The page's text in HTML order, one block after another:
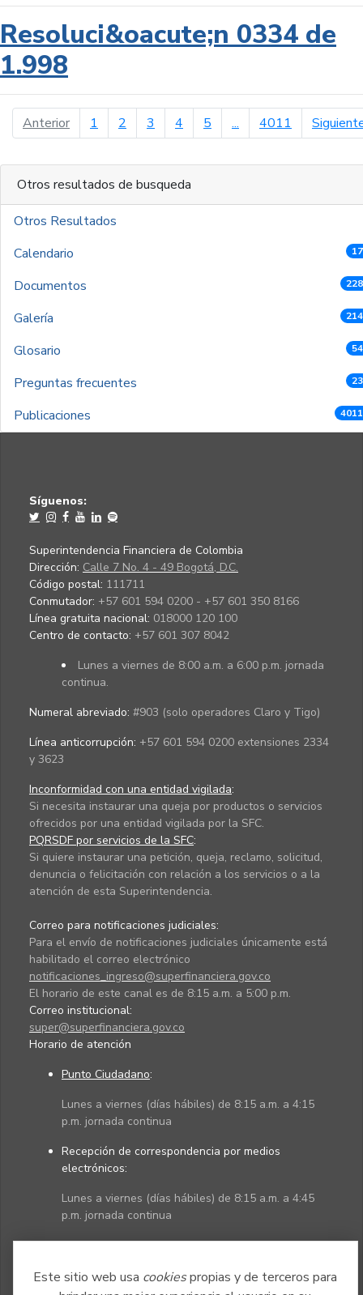
Este sitio web usa cookiespropias y de terceros para
Resoluci&oacute;n 0334 de
1.998
Anteriorpágina anterior
1 2 3 4 5 ... 4011
Otros resultados de busqueda
Otros Resultados
Calendario
Documentos
Galería
Glosario
Preguntas frecuentes
Publicaciones
Síguenos:
Superintendencia Financiera de Colombia
Dirección: Calle 7 No. 4 - 49 Bogotá, D.C.
Código postal: 111711
Conmutador: +57 601 594 0200 - +57 601 350 8166
Línea gratuita nacional: 018000 120 100
Centro de contacto: +57 601 307 8042
Lunes a viernes de 8:00 a.m. a 6:00 p.m. jornada
continua.
Numeral abreviado: #903 (solo operadores Claro y Tigo)
Línea anticorrupción: +57 601 594 0200 extensiones 2334
y 3623
Inconformidad con una entidad vigilada:
Si necesita instaurar una queja por productos o servicios
ofrecidos por una entidad vigilada por la SFC.
PQRSDF por servicios de la SFC:
Si quiere instaurar una petición, queja, reclamo, solicitud,
denuncia o felicitación con relación a los servicios o a la
atención de esta Superintendencia.
Correo para notificaciones judiciales:
Para el envío de notificaciones judiciales únicamente está
habilitado el correo electrónico
notificaciones_ingreso@superfinanciera.gov.co
El horario de este canal es de 8:15 a.m. a 5:00 p.m.
Correo institucional:
super@superfinanciera.gov.co
Horario de atención
Punto Ciudadano:
Lunes a viernes (días hábiles) de 8:15 a.m. a 4:15
p.m. jornada continua
Recepción de correspondencia por medios
electrónicos:
Lunes a viernes (días hábiles) de 8:15 a.m. a 4:45
p.m. jornada continua